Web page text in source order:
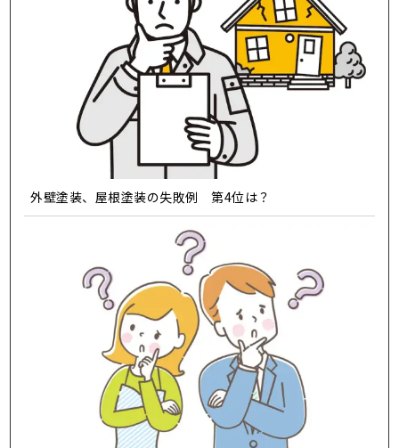
外壁塗装、屋根塗装の失敗例 第4位は？